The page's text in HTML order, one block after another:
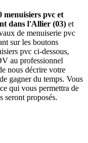
menuisiers pvc et
dans l'Allier (03) et
de menuiserie pvc
sur les boutons
pvc ci-dessous,
au professionnel
nous décrire votre
gagner du temps. Vous
qui vous permettra de
seront proposés.